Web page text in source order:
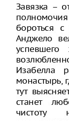
Завязка –
бороться
Анджело
Изабелла
монастырь,
тут
станет
чистоту